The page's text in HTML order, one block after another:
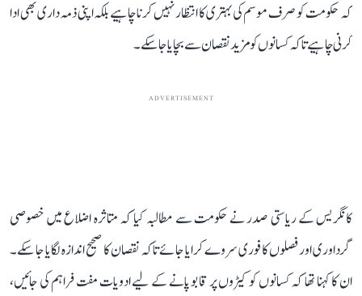
کہ حکومت کو صرف موسم کی بہتری کا انتظار نہیں کرنا چاہیے بلکہ اپنی ذمہ داری بھی ادا
کرنی چاہیے تاکہ کسانوں کو مزید نقصان سے بچایا جا سکے۔
ADVERTISEMENT
کانگریس کے ریاستی صدر نے حکومت سے مطالبہ کیا کہ متاثرہ اضلاع میں خصوصی
گرداوری اور فصلوں کا فوری سروے کرایا جائے تاکہ نقصان کا صحیح اندازہ لگایا جا سکے۔
ان کا کہنا تھا کہ کسانوں کو کیڑوں پر قابو پانے کے لیے ادویات مفت فراہم کی جائیں،